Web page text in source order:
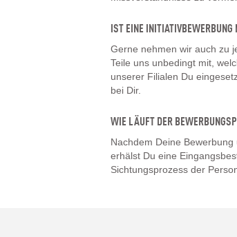
IST EINE INITIATIVBEWERBUNG
Gerne nehmen wir auch zu
Teile uns unbedingt mit,
unserer Filialen Du
bei Dir.
WIE LÄUFT DER
Nachdem Deine
erhälst Du eine
Sichtungsprozess der